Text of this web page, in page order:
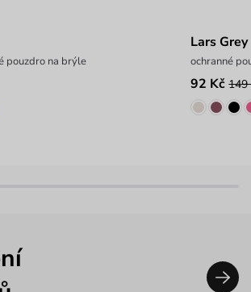
pouzdro na brýle
Lars Grey
ochranné
92 Kč 149